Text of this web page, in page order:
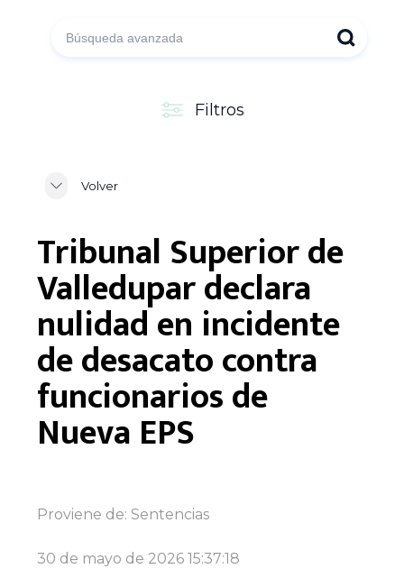
Filtros
Volver
Tribunal Superior de
Valledupar declara
nulidad en incidente
de desacato contra
funcionarios de
Nueva EPS
Proviene de: Sentencias
30 de mayo de 2026 15:37:18